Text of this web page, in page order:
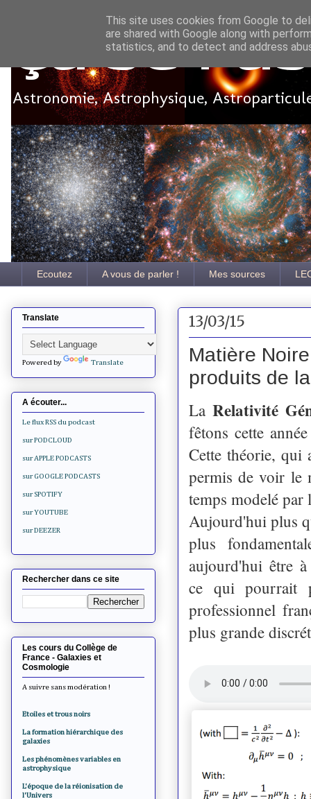
Ça se
Astronomie, Astrophysique,
Ecoutez A vous de parler ! Mes sources
13/03/15
Matière
produits de
LaRelativité
fêtons cette
Cette théorie, qui
permis de voir le
temps modelé par
Aujourd'hui plus
plus
aujourd'hui être
ce qui pourrait
professionnel
plus grande
Translate
Powered by Translate
A écouter...
Le flux RSS du podcast
sur PODCLOUD
sur APPLE PODCASTS
sur GOOGLE PODCASTS
sur SPOTIFY
sur YOUTUBE
sur DEEZER
Rechercher dans ce site
Les cours du Collège de
France - Galaxies et
Cosmologie
A suivre sans modération !
Etoiles et trous noirs
La formation hiérarchique des
galaxies
Les phénomènes variables en
astrophysique
L'époque de la réionisation de
l'Univers
This site uses cookies from Google to
are shared with Google along with
statistics, and to detect and address